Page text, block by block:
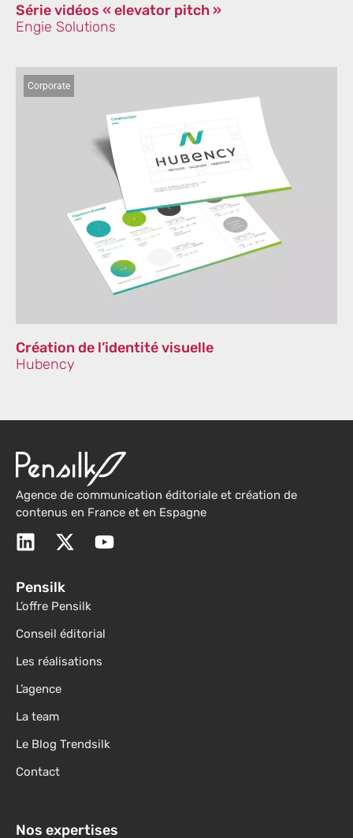
Série vidéos « elevator pitch »
Engie Solutions
Corporate
Création de l’identité visuelle
Hubency
Agence de communication éditoriale et création de
contenus en France et en Espagne
Pensilk
L’offre Pensilk
Conseil éditorial
Les réalisations
L’agence
La team
Le Blog Trendsilk
Contact
Nos expertises